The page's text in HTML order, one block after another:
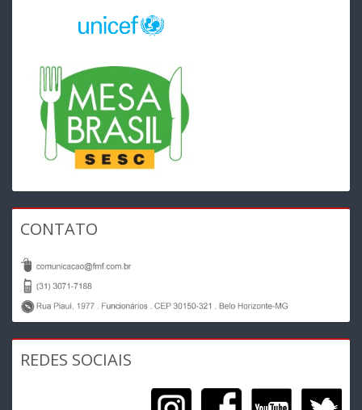
CONTATO
REDES SOCIAIS